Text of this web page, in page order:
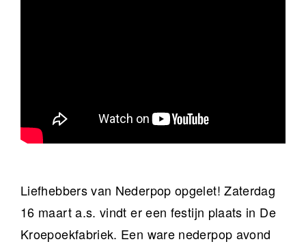
Liefhebbers van Nederpop opgelet! Zaterdag
16 maart a.s. vindt er een festijn plaats in De
Kroepoekfabriek. Een ware nederpop avond